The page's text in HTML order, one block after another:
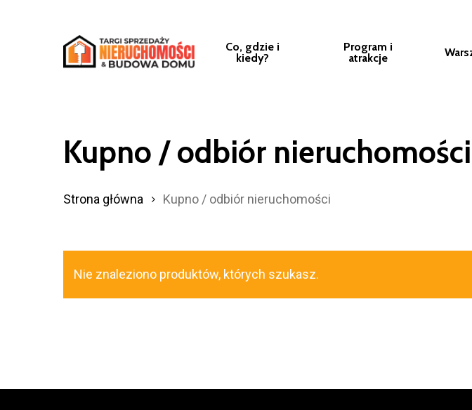
Co, gdzie i
kiedy?
Program i
atrakcje
Kupno / odbiór nieruchomości
Strona główna Kupno / odbiór nieruchomości
Nie znaleziono produktów, których szukasz.